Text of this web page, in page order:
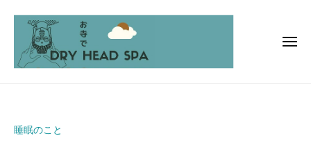
で
メ
睡眠のこと
寺
ド
ラ
ド